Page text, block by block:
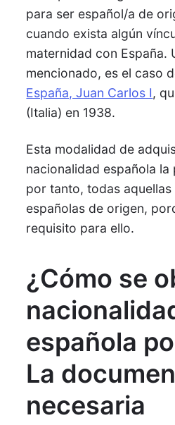
para ser español/a de
cuando exista algún
maternidad con España.
mencionado, es el caso
España, Juan Carlos I,
(Italia) en 1938.
Esta modalidad de
nacionalidad española la
por tanto, todas aquellas
españolas de origen,
requisito para ello.
¿Cómo se
española
La
necesaria